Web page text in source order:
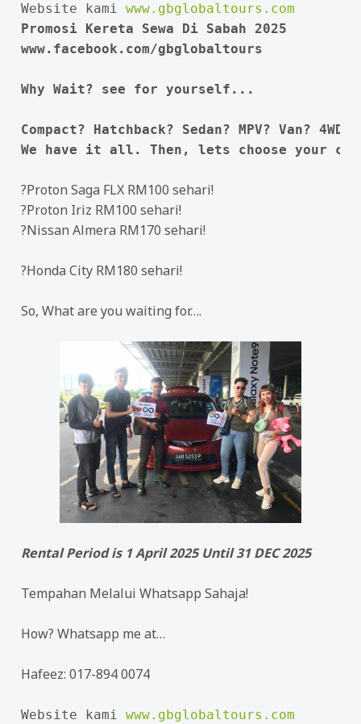
Website kami www.gbglobaltours.com
Promosi Kereta Sewa Di Sabah 2025
www.facebook.com/gbglobaltours
Why Wait? see for yourself...
Compact? Hatchback? Sedan? MPV? Van? 4WD?
We have it all. Then, lets choose your
?Proton Saga FLX RM100 sehari!
?Proton Iriz RM100 sehari!
?Nissan Almera RM170 sehari!
?Honda City RM180 sehari!
So, What are you waiting for….
Rental Period is 1 April 2025 Until 31 DEC 2025
Tempahan Melalui Whatsapp Sahaja!
How? Whatsapp me at…
Hafeez: 017-894 0074
Website kami www.gbglobaltours.com